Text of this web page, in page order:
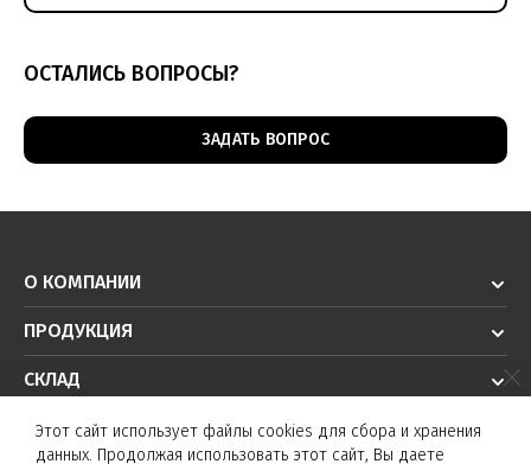
ОСТАЛИСЬ ВОПРОСЫ?
ЗАДАТЬ ВОПРОС
О КОМПАНИИ
ПРОДУКЦИЯ
СКЛАД
РЕШЕНИЯ
Этот сайт использует файлы cookies для сбора и хранения
данных. Продолжая использовать этот сайт, Вы даете